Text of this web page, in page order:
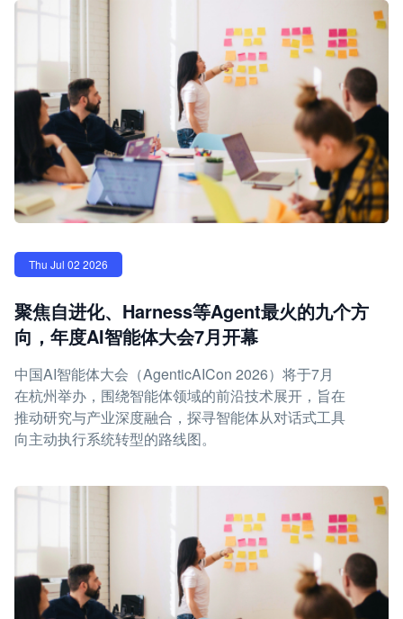
Thu Jul 02 2026
聚焦自进化、Harness等Agent最火的九个方
向，年度AI智能体大会7月开幕
中国AI智能体大会（AgenticAICon 2026）将于7月
在杭州举办，围绕智能体领域的前沿技术展开，旨在
推动研究与产业深度融合，探寻智能体从对话式工具
向主动执行系统转型的路线图。